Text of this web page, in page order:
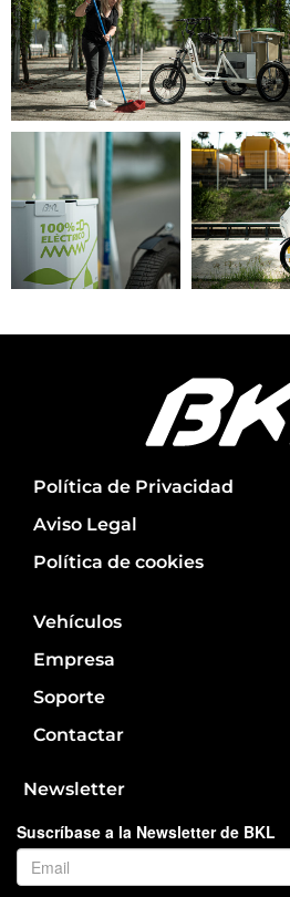
Política de Privacidad
Aviso Legal
Política de cookies
Vehículos
Empresa
Soporte
Contactar
Newsletter